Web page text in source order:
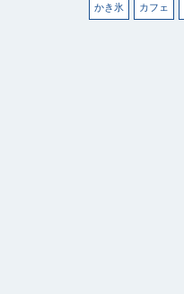
かき氷 カフェ